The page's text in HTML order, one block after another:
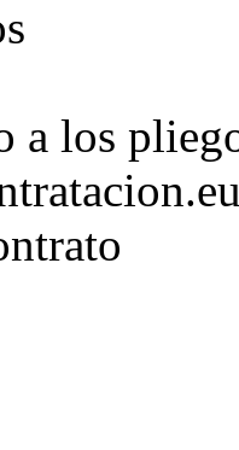
a los